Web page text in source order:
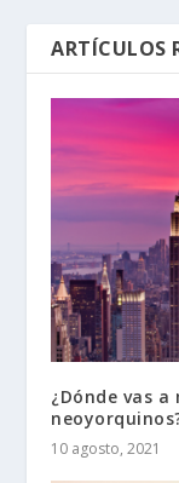
ARTÍCULOS
¿Dónde vas
10 agosto, 2021